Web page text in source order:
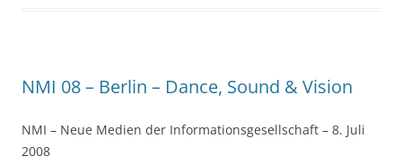
NMI 08 – Berlin – Dance, Sound & Vision
NMI – Neue Medien der Informationsgesellschaft – 8. Juli
2008